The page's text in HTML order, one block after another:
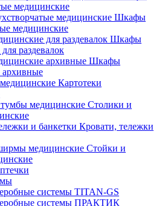
медицинские
Шкафы
медицинские
Шкафы
раздевалок
Шкафы
архивные
Картотеки
Столики и
Кровати, тележки
Стойки и
системы TITAN-GS
системы ПРАКТИК